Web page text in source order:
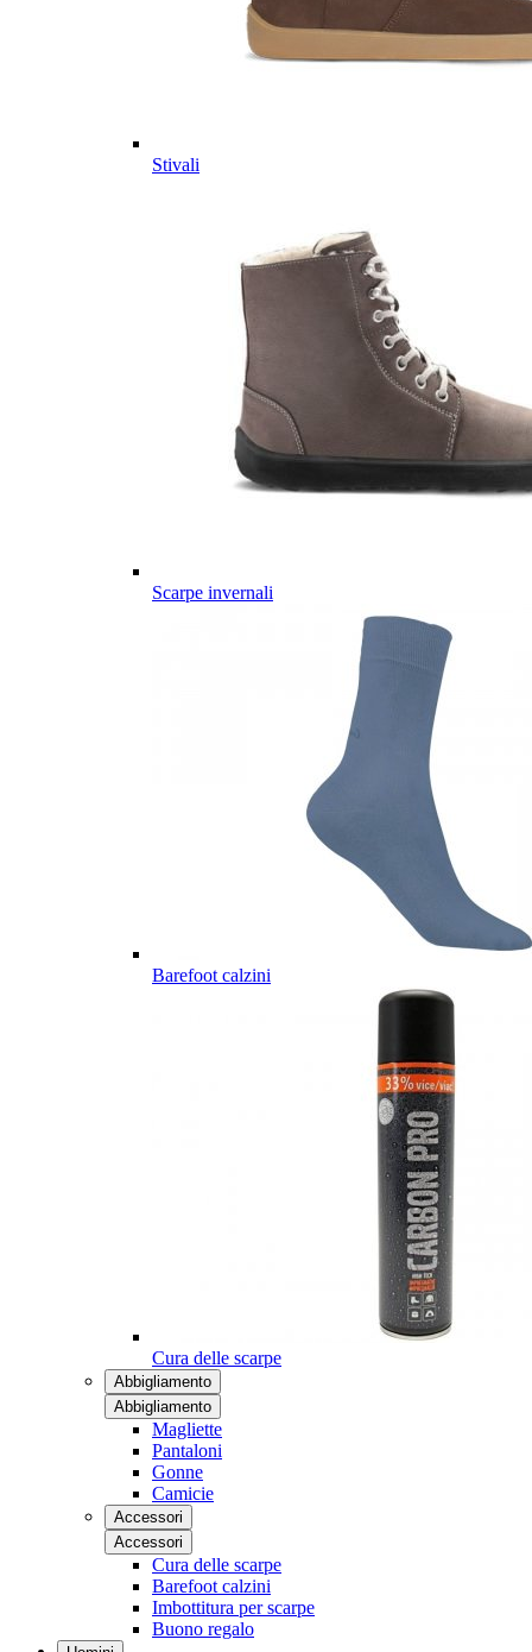
Stivali
Scarpe invernali
Barefoot calzini
Cura delle scarpe
Abbigliamento
Abbigliamento
Magliette
Pantaloni
Gonne
Camicie
Accessori
Accessori
Cura delle scarpe
Barefoot calzini
Imbottitura per scarpe
Buono regalo